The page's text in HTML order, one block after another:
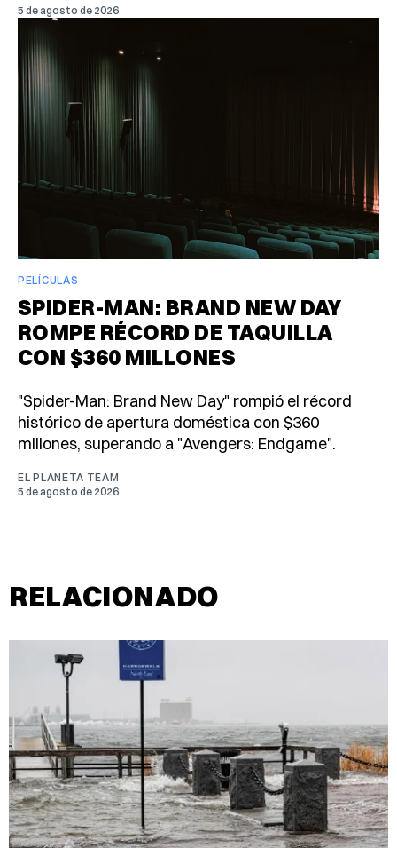
5 de agosto de 2026
PELÍCULAS
SPIDER-MAN: BRAND NEW DAY
ROMPE RÉCORD DE TAQUILLA
CON $360 MILLONES
"Spider-Man: Brand New Day" rompió el récord
histórico de apertura doméstica con $360
millones, superando a "Avengers: Endgame".
EL PLANETA TEAM
5 de agosto de 2026
RELACIONADO